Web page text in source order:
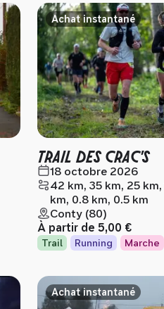
Achat instantané
TRAIL DES CRAC'S
18 octobre 2026
42 km, 35 km, 25 km,
km, 0.8 km, 0.5 km
Conty (80)
À partir de 5,00 €
Trail Running Marche
Achat instantané